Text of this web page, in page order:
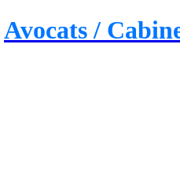
Avocats /